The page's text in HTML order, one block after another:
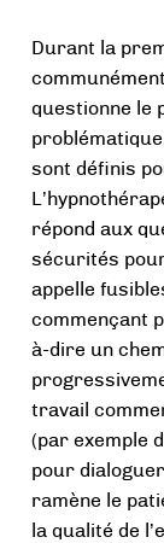
Durant la
questionne le
sont définis
répond aux
sécurités pour
appelle
commençant
à-dire un
travail
(par exemple
pour dialoguer
ramène le
la qualité de